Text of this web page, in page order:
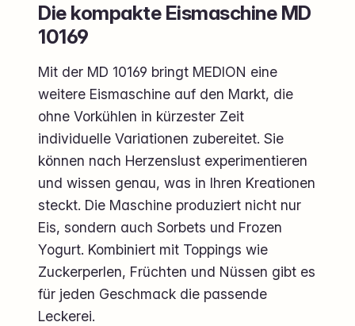
Die kompakte Eismaschine MD
10169
Mit der MD 10169 bringt MEDION eine
weitere Eismaschine auf den Markt, die
ohne Vorkühlen in kürzester Zeit
individuelle Variationen zubereitet. Sie
können nach Herzenslust experimentieren
und wissen genau, was in Ihren Kreationen
steckt. Die Maschine produziert nicht nur
Eis, sondern auch Sorbets und Frozen
Yogurt. Kombiniert mit Toppings wie
Zuckerperlen, Früchten und Nüssen gibt es
für jeden Geschmack die passende
Leckerei.